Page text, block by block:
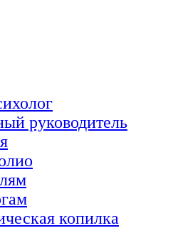
руководитель
копилка